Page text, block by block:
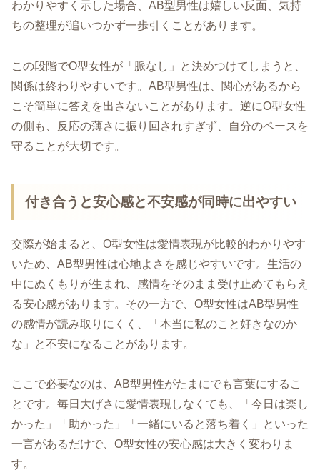
わかりやすく示した場合、AB型男性は嬉しい反面、気持
ちの整理が追いつかず一歩引くことがあります。
この段階でO型女性が「脈なし」と決めつけてしまうと、
関係は終わりやすいです。AB型男性は、関心があるから
こそ簡単に答えを出さないことがあります。逆にO型女性
の側も、反応の薄さに振り回されすぎず、自分のペースを
守ることが大切です。
付き合うと安心感と不安感が同時に出やすい
交際が始まると、O型女性は愛情表現が比較的わかりやす
いため、AB型男性は心地よさを感じやすいです。生活の
中にぬくもりが生まれ、感情をそのまま受け止めてもらえ
る安心感があります。その一方で、O型女性はAB型男性
の感情が読み取りにくく、「本当に私のこと好きなのか
な」と不安になることがあります。
ここで必要なのは、AB型男性がたまにでも言葉にするこ
とです。毎日大げさに愛情表現しなくても、「今日は楽し
かった」「助かった」「一緒にいると落ち着く」といった
一言があるだけで、O型女性の安心感は大きく変わりま
す。